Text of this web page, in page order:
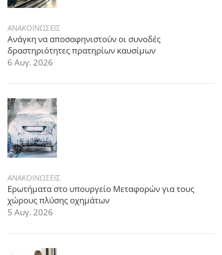
ΑΝΑΚΟΙΝΩΣΕΙΣ
Ανάγκη να αποσαφηνιστούν οι συνοδές
δραστηριότητες πρατηρίων καυσίμων
6 Αυγ. 2026
ΑΝΑΚΟΙΝΩΣΕΙΣ
Ερωτήματα στο υπουργείο Μεταφορών για τους
χώρους πλύσης οχημάτων
5 Αυγ. 2026